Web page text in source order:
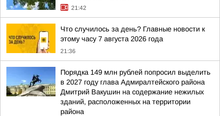
21:42
Что случилось за день? Главные новости к
этому часу 7 августа 2026 года
21:36
Порядка 149 млн рублей попросил выделить
в 2027 году глава Адмиралтейского района
Дмитрий Вакушин на содержание нежилых
зданий, расположенных на территории
района